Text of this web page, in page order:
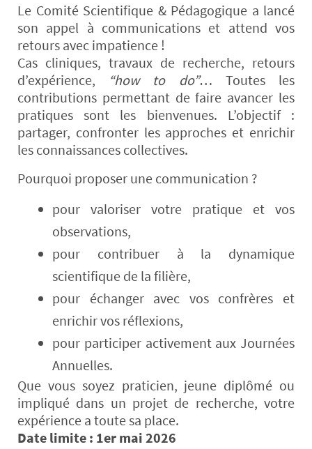
Le Comité Scientifique & Pédagogique a lancé
son appel à communications et attend vos
retours avec impatience !
Cas cliniques, travaux de recherche, retours
d’expérience,
“how to do”… Toutes les
contributions permettant de faire avancer les
pratiques sont les bienvenues. L’objectif :
partager, confronter les approches et enrichir
les connaissances collectives.
Pourquoi proposer une communication ?
pour valoriser votre pratique et vos
observations,
pour contribuer à la dynamique
scientifique de la filière,
pour échanger avec vos confrères et
enrichir vos réflexions,
pour participer activement aux Journées
Annuelles.
Que vous soyez praticien, jeune diplômé ou
impliqué dans un projet de recherche, votre
expérience a toute sa place.
Date limite : 1er mai 2026